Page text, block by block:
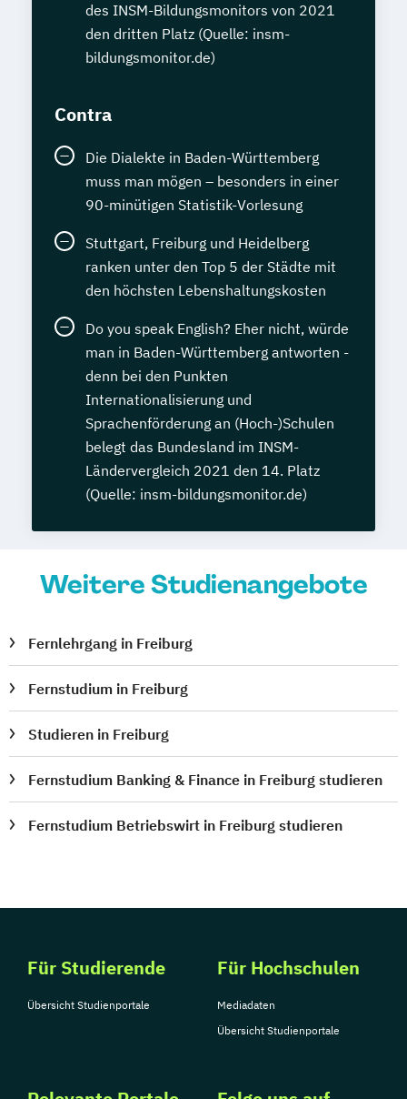
des INSM-Bildungsmonitors von 2021
den dritten Platz (Quelle: insm-
bildungsmonitor.de)
Contra
Die Dialekte in Baden-Württemberg
muss man mögen – besonders in einer
90-minütigen Statistik-Vorlesung
Stuttgart, Freiburg und Heidelberg
ranken unter den Top 5 der Städte mit
den höchsten Lebenshaltungskosten
Do you speak English? Eher nicht, würde
man in Baden-Württemberg antworten -
denn bei den Punkten
Internationalisierung und
Sprachenförderung an (Hoch-)Schulen
belegt das Bundesland im INSM-
Ländervergleich 2021 den 14. Platz
(Quelle: insm-bildungsmonitor.de)
Weitere Studienangebote
Fernlehrgang in Freiburg
Fernstudium in Freiburg
Studieren in Freiburg
Fernstudium Banking & Finance in Freiburg studieren
Fernstudium Betriebswirt in Freiburg studieren
Für Studierende
Übersicht Studienportale
Für Hochschulen
Mediadaten
Übersicht Studienportale